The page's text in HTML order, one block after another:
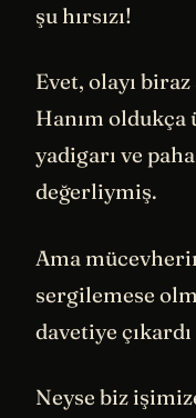
şu hırsızı!
Evet, olayı
Hanım oldukça
yadigarı ve
değerliymiş.
Ama
sergilemese
davetiye
Neyse biz